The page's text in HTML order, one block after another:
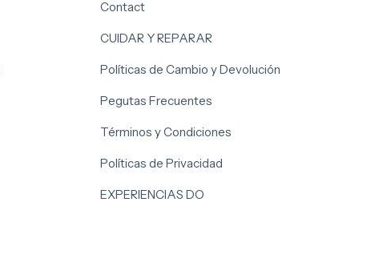
Contact
CUIDAR Y REPARAR
Políticas de Cambio y Devolución
Pegutas Frecuentes
Términos y Condiciones
Políticas de Privacidad
EXPERIENCIAS DO